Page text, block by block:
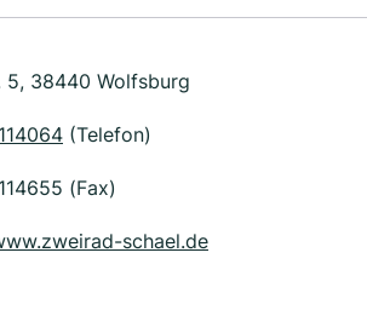
5, 38440 Wolfsburg
(Telefon)
(Fax)
schael.de